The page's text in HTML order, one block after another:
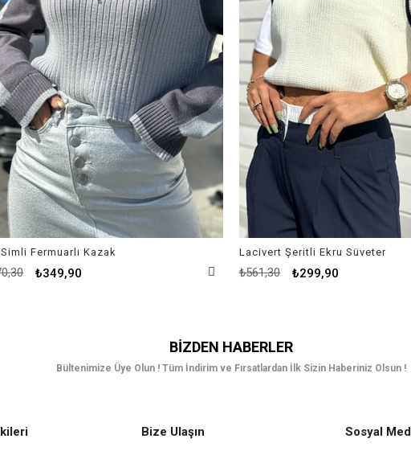
Fermuarlı Kazak
₺349,90
Lacivert Şeritli Ekru Süveter
₺299,90
₺561,30
BIZDEN HABERLER
Bültenimize Üye Olun ! Tüm İndirim ve Fırsatlardan İlk Sizin Haberiniz Olsun !
Bize Ulaşın Sosyal